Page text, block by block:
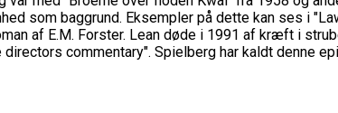
som baggrund. Eksempler på dette kan ses i
af E.M. Forster. Lean døde i 1991 af kræft i
commentary". Spielberg har kaldt denne